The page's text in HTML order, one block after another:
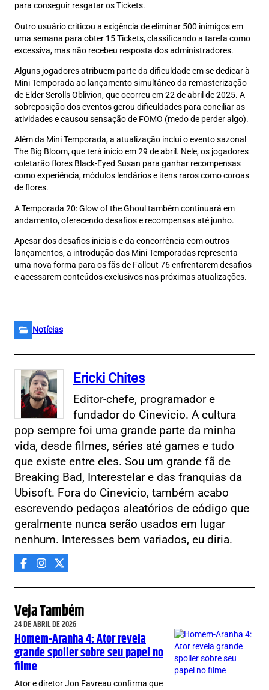
para conseguir resgatar os Tickets.
Outro usuário criticou a exigência de eliminar 500 inimigos em
uma semana para obter 15 Tickets, classificando a tarefa como
excessiva, mas não recebeu resposta dos administradores.
Alguns jogadores atribuem parte da dificuldade em se dedicar à
Mini Temporada ao lançamento simultâneo da remasterização
de Elder Scrolls Oblivion, que ocorreu em 22 de abril de 2025. A
sobreposição dos eventos gerou dificuldades para conciliar as
atividades e causou sensação de FOMO (medo de perder algo).
Além da Mini Temporada, a atualização inclui o evento sazonal
The Big Bloom, que terá início em 29 de abril. Nele, os jogadores
coletarão flores Black-Eyed Susan para ganhar recompensas
como experiência, módulos lendários e itens raros como coroas
de flores.
A Temporada 20: Glow of the Ghoul também continuará em
andamento, oferecendo desafios e recompensas até junho.
Apesar dos desafios iniciais e da concorrência com outros
lançamentos, a introdução das Mini Temporadas representa
uma nova forma para os fãs de Fallout 76 enfrentarem desafios
e acessarem conteúdos exclusivos nas próximas atualizações.
Notícias
Ericki Chites
Editor-chefe, programador e
fundador do Cinevicio. A cultura
pop sempre foi uma grande parte da minha
vida, desde filmes, séries até games e tudo
que existe entre eles. Sou um grande fã de
Breaking Bad, Interestelar e das franquias da
Ubisoft. Fora do Cinevicio, também acabo
escrevendo pedaços aleatórios de código que
geralmente nunca serão usados em lugar
nenhum. Interesses bem variados, eu diria.
Veja Também
24 DE ABRIL DE 2026
Homem-Aranha 4: Ator revela
grande spoiler sobre seu papel no
filme
Ator e diretor Jon Favreau confirma que